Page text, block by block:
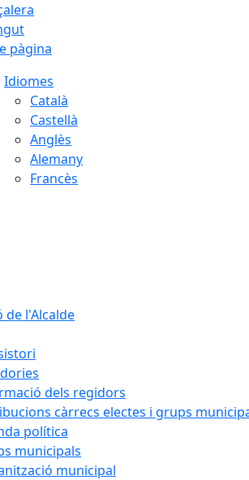
pàgina
Idiomes
Català
Castellà
Anglès
Alemany
Francès
de l'Alcalde
dels regidors
càrrecs electes i grups
política
municipals
municipal